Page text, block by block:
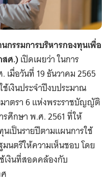
กรรมการบริหารกองทุนเพื่อ
สศ.)เปิดเผยว่า ในการ
มื่อวันที่ 19 ธันวาคม 2565
เงินประจำปีงบประมาณ
าตรา 6 แห่งพระราชบัญญัติ
ศึกษา พ.ศ. 2561 ที่ให้
เป็นรายปีตามแผนการใช้
นตรีให้ความเห็นชอบ โดย
เงินที่สอดคล้องกับ